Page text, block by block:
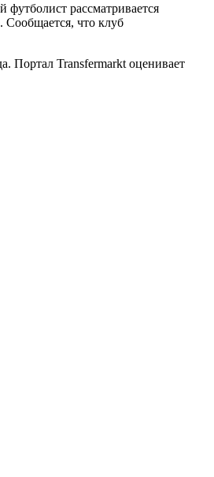
рассматривается
Сообщается, что клуб
Портал Transfermarkt оценивает